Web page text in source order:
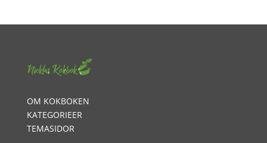
OM KOKBOKEN
KATEGORIEER
TEMASIDOR